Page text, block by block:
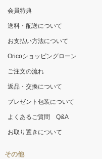
会員特典
送料・配送について
お支払い方法について
Oricoショッピングローン
ご注文の流れ
返品・交換について
プレゼント包装について
よくあるご質問 Q&A
お取り置きについて
その他